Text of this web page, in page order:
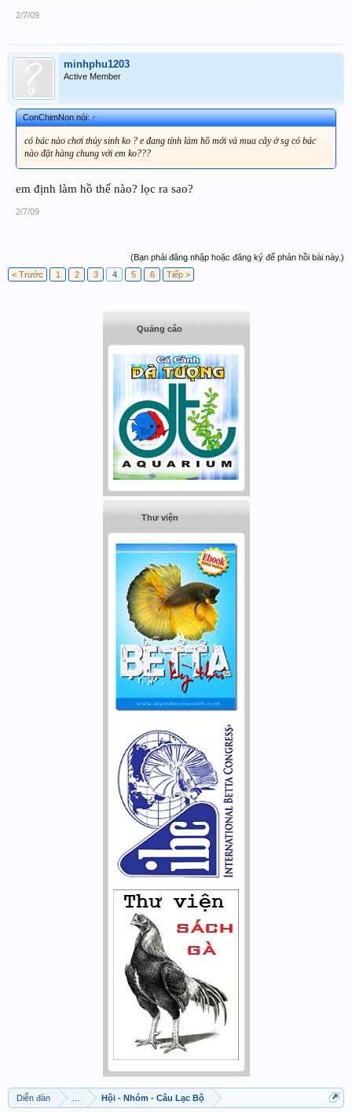
2/7/09
minhphu1203
Active Member
ConChimNon nói:↑
có bác nào chơi thủy sinh ko ? e đang tính làm hồ mới và mua cây ở sg có bác
nào đặt hàng chung với em ko???
em định làm hồ thế nào? lọc ra sao?
2/7/09
(Bạn phải đăng nhập hoặc đăng ký để phản hồi bài này.)
< Trước
1 2 3 4 5 6 Tiếp >
Quảng cáo
Thư viện
Diễn đàn ... Hội - Nhóm - Câu Lạc Bộ